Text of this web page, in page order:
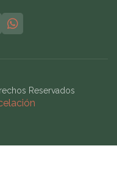

Reservados